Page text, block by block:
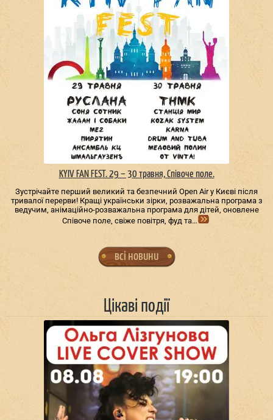
KYIV FAN FEST. 29 – 30 травня, Співоче поле.
Зустрічайте перший великий та безпечний Open Air у Києві після
тривалої перерви! Кращі українськи зірки, розважальна програма з
ведучим, анімаційно-розважальна програма для дітей, оновлене
Співоче поле, свіже повітря, фуд та…
всі новини
Цікаві події